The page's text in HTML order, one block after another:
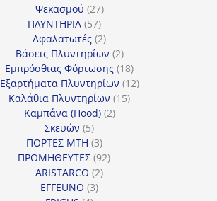
προϊόντα
Ψεκασμού 2727
προϊόντα
ΠΛΥΝΤΗΡΙΑ 5757
προϊόντα
Αφαλατωτές 22
προϊόντα
Βάσεις Πλυντηρίων 22
προϊόντα
Εμπρόσθιας Φόρτωσης 1818
προϊόντα
Εξαρτήματα Πλυντηρίων 1212
Καλάθια Πλυντηρίων 1515
Καμπάνα (Hood) 22
Σκευών 55
προϊόντα
ΠΟΡΤΕΣ MTH 33
προϊόντα
ΠΡΟΜΗΘΕΥΤΕΣ 9292
ARISTARCO 22
EFFEUNO 33